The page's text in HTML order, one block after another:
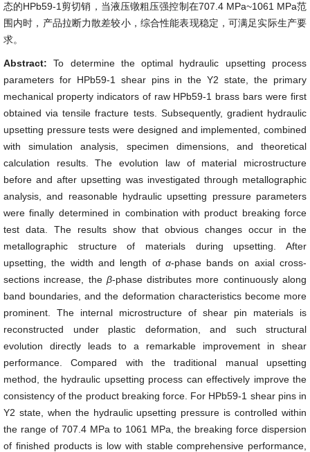
态的HPb59-1剪切销，当液压镦粗压强控制在707.4 MPa~1061 MPa范
围内时，产品拉断力散差较小，综合性能表现稳定，可满足实际生产要
求。
Abstract:To determine the optimal hydraulic upsetting process
parameters for HPb59-1 shear pins in the Y2 state, the primary
mechanical property indicators of raw HPb59-1 brass bars were first
obtained via tensile fracture tests. Subsequently, gradient hydraulic
upsetting pressure tests were designed and implemented, combined
with simulation analysis, specimen dimensions, and theoretical
calculation results. The evolution law of material microstructure
before and after upsetting was investigated through metallographic
analysis, and reasonable hydraulic upsetting pressure parameters
were finally determined in combination with product breaking force
test data. The results show that obvious changes occur in the
metallographic structure of materials during upsetting. After
upsetting, the width and length of α-phase bands on axial cross-
sections increase, the β-phase distributes more continuously along
band boundaries, and the deformation characteristics become more
prominent. The internal microstructure of shear pin materials is
reconstructed under plastic deformation, and such structural
evolution directly leads to a remarkable improvement in shear
performance. Compared with the traditional manual upsetting
method, the hydraulic upsetting process can effectively improve the
consistency of the product breaking force. For HPb59-1 shear pins in
Y2 state, when the hydraulic upsetting pressure is controlled within
the range of 707.4 MPa to 1061 MPa, the breaking force dispersion
of finished products is low with stable comprehensive performance,